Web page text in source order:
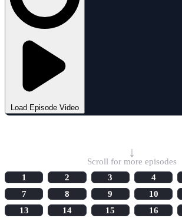
Load Episode Video
↓
Scroll for more episodes
1
2 3 4
7
8 9 10
13
14 15 16